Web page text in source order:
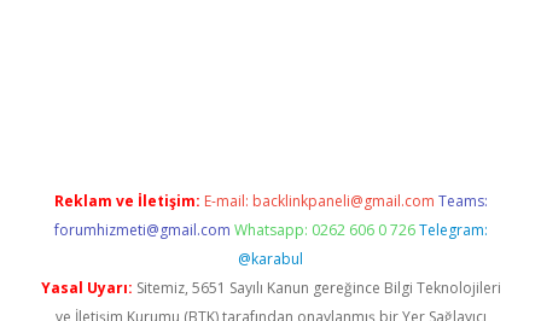
Reklam ve İletişim: E-mail: backlinkpaneli@gmail.com Teams:
forumhizmeti@gmail.com Whatsapp: 0262 606 0 726 Telegram:
@karabul
Yasal Uyarı: Sitemiz, 5651 Sayılı Kanun gereğince Bilgi Teknolojileri
ve İletişim Kurumu (BTK) tarafından onaylanmış bir Yer Sağlayıcı